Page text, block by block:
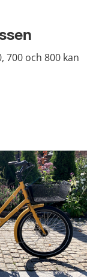
700 och 800 kan